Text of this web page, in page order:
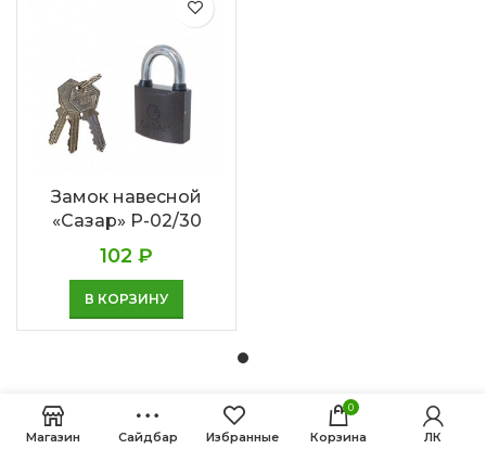
Замок навесной
«Сазар» Р-02/30
102 ₽
В КОРЗИНУ
Магазин Сайдбар Избранные
0
Корзина ЛК